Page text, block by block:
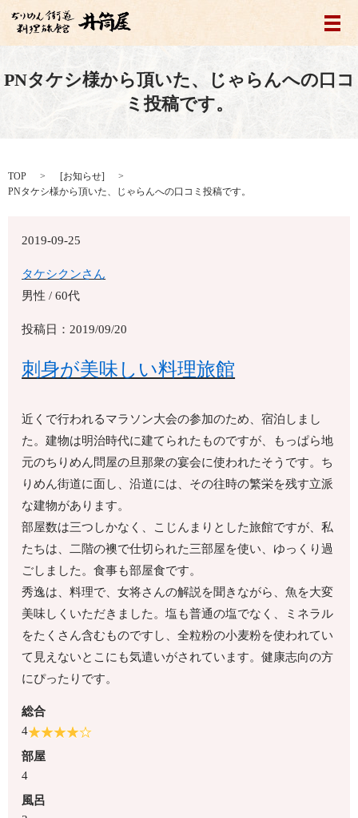
メ
PNタケシ様から頂いた、じゃらんへの口コ
ミ投稿です。
TOP [お知らせ]
PNタケシ様から頂いた、じゃらんへの口コミ投稿です。
2019-09-25
タケシクンさん
男性 / 60代
投稿日：2019/09/20
刺身が美味しい料理旅館
近くで行われるマラソン大会の参加のため、宿泊しまし
た。建物は明治時代に建てられたものですが、もっぱら地
元のちりめん問屋の旦那衆の宴会に使われたそうです。ち
りめん街道に面し、沿道には、その往時の繁栄を残す立派
な建物があります。
部屋数は三つしかなく、こじんまりとした旅館ですが、私
たちは、二階の襖で仕切られた三部屋を使い、ゆっくり過
ごしました。食事も部屋食です。
秀逸は、料理で、女将さんの解説を聞きながら、魚を大変
美味しくいただきました。塩も普通の塩でなく、ミネラル
をたくさん含むものですし、全粒粉の小麦粉を使われてい
て見えないとこにも気遣いがされています。健康志向の方
にぴったりです。
総合
4
部屋
4
風呂